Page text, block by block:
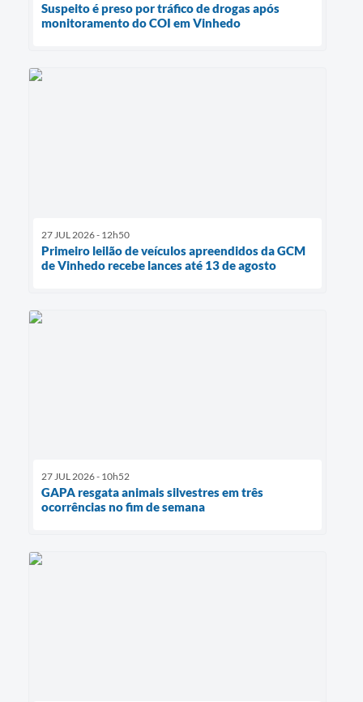
Suspeito é preso por tráfico de drogas após
monitoramento do COI em Vinhedo
27 JUL 2026 - 12h50
Primeiro leilão de veículos apreendidos da GCM
de Vinhedo recebe lances até 13 de agosto
27 JUL 2026 - 10h52
GAPA resgata animais silvestres em três
ocorrências no fim de semana